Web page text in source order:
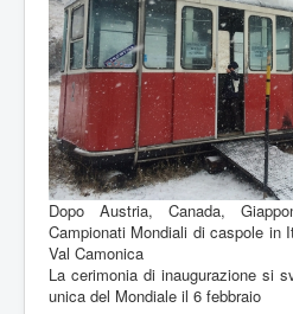
Dopo Austria, Canada,
Campionati Mondiali di caspole in
Val Camonica
La cerimonia di inaugurazione si
unica del Mondiale il 6 febbraio